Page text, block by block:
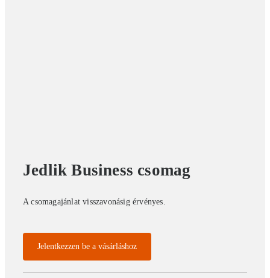
Jedlik Business csomag
A csomagajánlat visszavonásig érvényes.
Jelentkezzen be a vásárláshoz